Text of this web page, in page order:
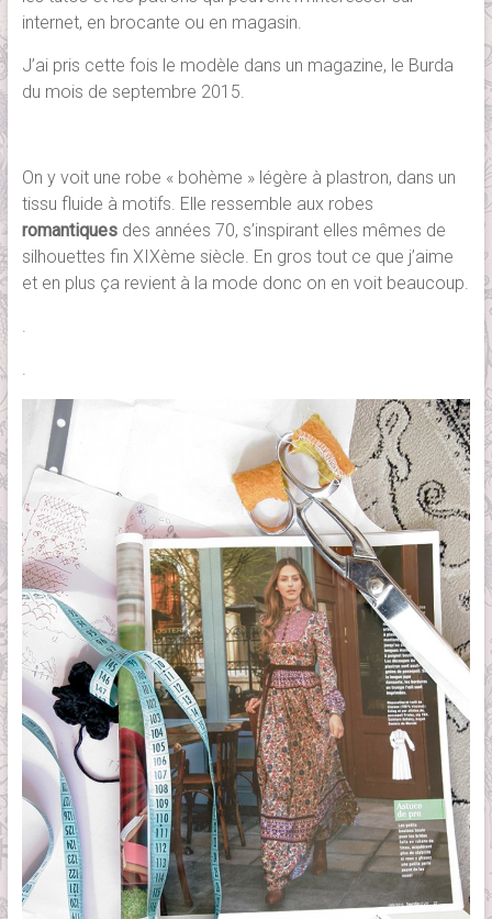
internet, en brocante ou en magasin.
J’ai pris cette fois le modèle dans un magazine, le Burda
du mois de septembre 2015.
On y voit une robe « bohème » légère à plastron, dans un
tissu fluide à motifs. Elle ressemble aux robes
romantiquesdes années 70, s’inspirant elles mêmes de
silhouettes fin XIXème siècle. En gros tout ce que j’aime
et en plus ça revient à la mode donc on en voit beaucoup.
.
.